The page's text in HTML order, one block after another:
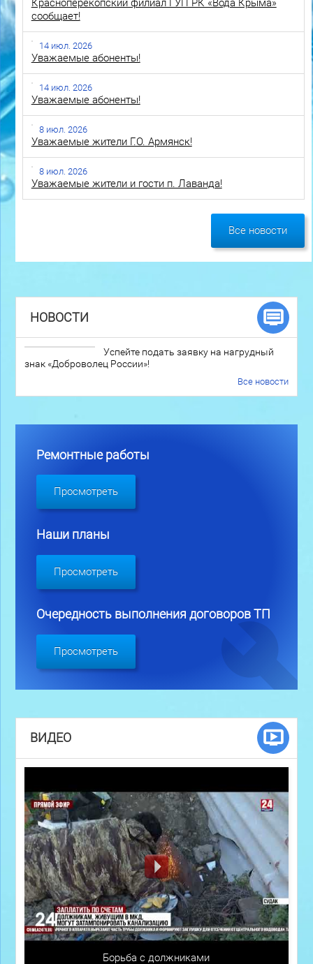
Красноперекопский филиал ГУП РК «Вода Крыма»
сообщает!
14 июл. 2026
Уважаемые абоненты!
14 июл. 2026
Уважаемые абоненты!
8 июл. 2026
Уважаемые жители Г.О. Армянск!
8 июл. 2026
Уважаемые жители и гости п. Лаванда!
Все новости
НОВОСТИ
Успейте подать заявку на нагрудный
знак «Доброволец России»!
Все новости
Ремонтные работы
Просмотреть
Наши планы
Просмотреть
Очередность выполнения договоров ТП
Просмотреть
ВИДЕО
Борьба с должниками